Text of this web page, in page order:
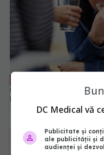
infecții, nociv pentru
Efect dramatic
21 noi 2023, 18:11DC Medical vă
Publicitate și
ale publicității și
audienței și